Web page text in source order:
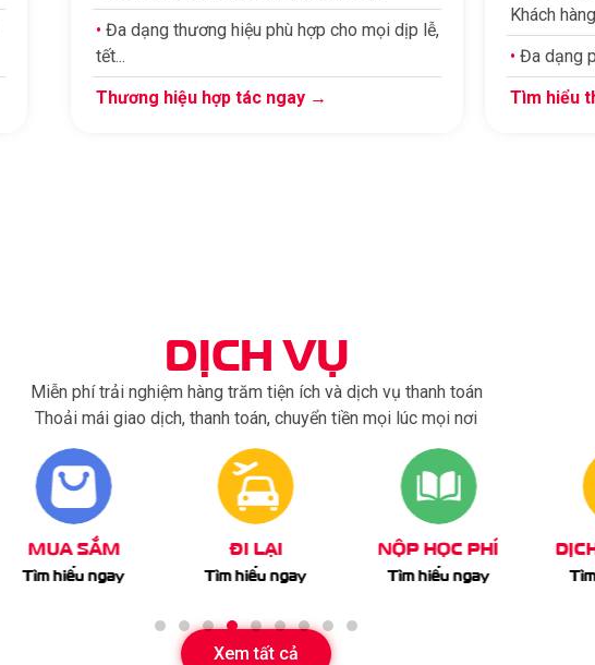
• Đa dạng thương hiệu phù hợp cho mọi dịp lễ,
tết...
Thương hiệu hợp tác ngay →
Khách hàng
• Đa dạng
Tìm hiểu
DỊCH VỤ
Miễn phí trải nghiệm hàng trăm tiện ích và dịch vụ thanh toán
Thoải mái giao dịch, thanh toán, chuyển tiền mọi lúc mọi nơi
ĐI LẠI
Tìm hiểu ngay
NỘP HỌC PHÍ
Tìm hiểu ngay
DỊCH VỤ KHÁC
Tìm hiểu ngay
Xem tất cả